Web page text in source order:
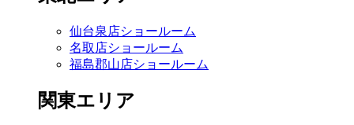
仙台泉店ショールーム
名取店ショールーム
福島郡山店ショールーム
関東エリア